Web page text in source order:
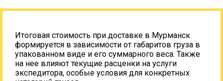
Итоговая стоимость при доставке в Мурманск
формируется в зависимости от габаритов груза в
упакованном виде и его суммарного веса. Также
на нее влияют текущие расценки на услуги
экспедитора, особые условия для конкретных